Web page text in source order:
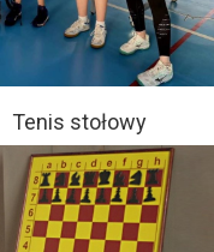
Tenis stołowy